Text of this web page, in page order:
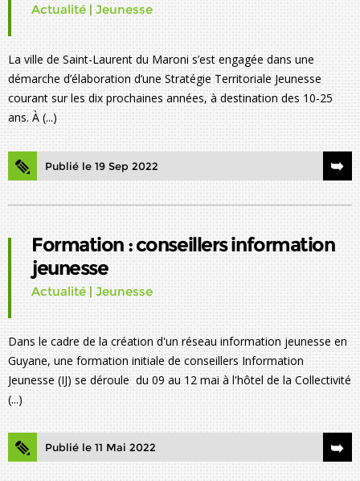
Actualité | Jeunesse
La ville de Saint-Laurent du Maroni s’est engagée dans une
démarche d’élaboration d’une Stratégie Territoriale Jeunesse
courant sur les dix prochaines années, à destination des 10-25
ans. À (...)
Publié le 19 Sep 2022
Formation : conseillers information
jeunesse
Actualité | Jeunesse
Dans le cadre de la création d'un réseau information jeunesse en
Guyane, une formation initiale de conseillers Information
Jeunesse (IJ) se déroule du 09 au 12 mai à l'hôtel de la Collectivité
(...)
Publié le 11 Mai 2022